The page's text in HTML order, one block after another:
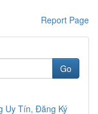
Report Page
Go
Uy Tín, Đăng Ký